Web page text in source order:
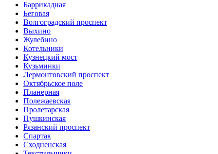
Баррикадная
Беговая
Волгоградский проспект
Выхино
Жулебино
Котельники
Кузнецкий мост
Кузьминки
Лермонтовский проспект
Октябрьское поле
Планерная
Полежаевская
Пролетарская
Пушкинская
Рязанский проспект
Спартак
Сходненская